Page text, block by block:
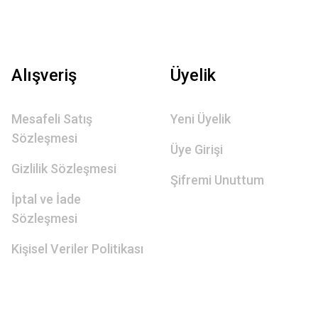
Alışveriş
Mesafeli Satış
Sözleşmesi
Gizlilik Sözleşmesi
İptal ve İade
Sözleşmesi
Kişisel Veriler Politikası
Üyelik
Yeni Üyelik
Üye Girişi
Şifremi Unuttum